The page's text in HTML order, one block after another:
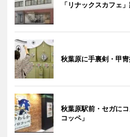
「リナックスカフェ
秋葉原に手裏剣・甲
秋葉原駅前・セガに
コッペ」